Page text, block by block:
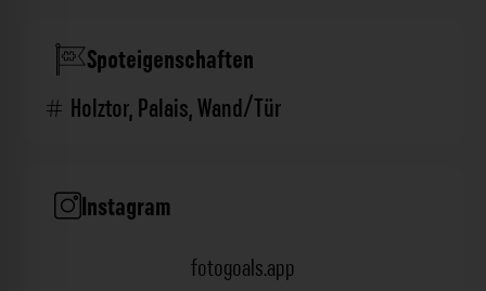
Spoteigenschaften
Holztor,Palais,Wand/Tür
Instagram
fotogoals.app